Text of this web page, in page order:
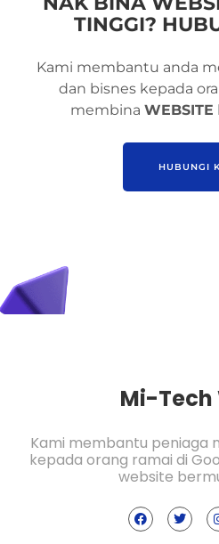
TINGGI?
Kami membantu anda
dan bisnes kepada
membina WEBSITE
HUBUNGI
Mi-Tech
Kami membantu peniaga
kepada orang ramai di
website